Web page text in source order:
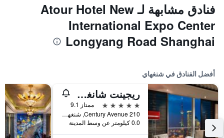
فنادق مشابهة لـ Atour Hotel New
International Expo Center
Longyang Road Shanghai
أفضل الفنادق في شنغهاي
ريجينت شانغهاي بودونج
5 نجوم
ممتاز 9.1
210 Century Avenue, شنغهاي, الصين
0.0 كيلومتر عن وسط المدينة